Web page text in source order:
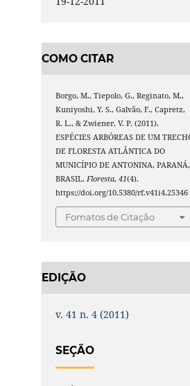
COMO CITAR
Borgo, M., Tiepolo, G., Reginato, M.,
Kuniyoshi, Y. S., Galvão, F., Capretz,
R. L., & Zwiener, V. P. (2011).
ESPÉCIES ARBÓREAS DE UM
DE FLORESTA ATLÂNTICA DO
MUNICÍPIO DE ANTONINA, PARANÁ,
BRASIL. Floresta,41(4).
https://doi.org/10.5380/rf.v41i4.25346
Fomatos de Citação
EDIÇÃO
v. 41 n. 4 (2011)
SEÇÃO